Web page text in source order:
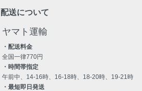
配送について
ヤマト運輸
・配送料金
全国一律770円
・時間帯指定
午前中、14-16時、16-18時、18-20時、19-21時
・最短即日発送